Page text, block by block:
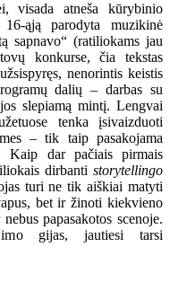
visada atneša kūrybinio
ąją parodyta muzikinė
sapnavo“ (ratiliokams jau
konkurse, čia tekstas
nenorintis keistis
dalių – darbas su
slepiamą mintį. Lengvai
tenka įsivaizduoti
– tik taip pasakojama
dar pačiais pirmais
dirbanti storytellingo
turi ne tik aiškiai matyti
bet ir žinoti kiekvieno
papasakotos scenoje.
gijas, jautiesi tarsi